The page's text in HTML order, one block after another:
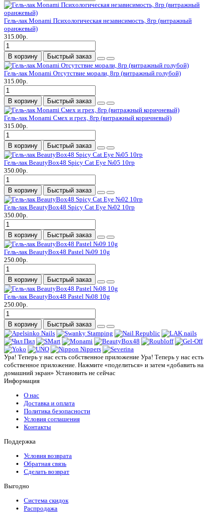
Гель-лак Monami Психологическая независимость, 8гр (витражный
оранжевый)
315.00р.
В корзину Быстрый заказ
Гель-лак Monami Отсутствие морали, 8гр (витражный голубой)
315.00р.
В корзину Быстрый заказ
Гель-лак Monami Смех и грех, 8гр (витражный коричневый)
315.00р.
В корзину Быстрый заказ
Гель-лак BeautyBox48 Spicy Cat Eye №05 10гр
350.00р.
В корзину Быстрый заказ
Гель-лак BeautyBox48 Spicy Cat Eye №02 10гр
350.00р.
В корзину Быстрый заказ
Гель-лак BeautyBox48 Pastel №09 10g
250.00р.
В корзину Быстрый заказ
Гель-лак BeautyBox48 Pastel №08 10g
250.00р.
В корзину Быстрый заказ
Ура! Теперь у нас есть собственное приложение Ура! Теперь у нас есть
собственное приложение. Нажмите «поделиться» и затем «добавить на
домашний экран» Установить не сейчас
Информация
О нас
Доставка и оплата
Политика безопасности
Условия соглашения
Контакты
Поддержка
Условия возврата
Обратная связь
Сделать возврат
Выгодно
Система скидок
Распродажа